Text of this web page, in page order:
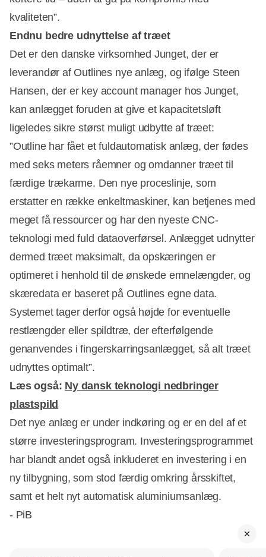
kvaliteten”.
Endnu bedre udnyttelse af træet
Det er den danske virksomhed Junget, der er
leverandør af Outlines nye anlæg, og ifølge Steen
Hansen, der er key account manager hos Junget,
kan anlægget foruden at give et kapacitetsløft
ligeledes sikre størst muligt udbytte af træet:
”Outline har fået et fuldautomatisk anlæg, der fødes
med seks meters råemner og omdanner træet til
færdige trækarme. Den nye proceslinje, som
erstatter en række enkeltmaskiner, kan betjenes med
meget få ressourcer og har den nyeste CNC-
teknologi med fuld dataoverførsel. Anlægget udnytter
dermed træet maksimalt, da opskæringen er
optimeret i henhold til de ønskede emnelængder, og
skæredata er baseret på Outlines egne data.
Systemet tager derfor også højde for eventuelle
restlængder eller spildtræ, der efterfølgende
genanvendes i fingerskarringsanlægget, så alt træet
udnyttes optimalt”.
Læs også: Ny dansk teknologi nedbringer
plastspild
Det nye anlæg er under indkøring og er en del af et
større investeringsprogram. Investeringsprogrammet
har blandt andet også inkluderet en investering i en
ny tilbygning, som stod færdig omkring årsskiftet,
samt et helt nyt automatisk aluminiumsanlæg.
- PiB